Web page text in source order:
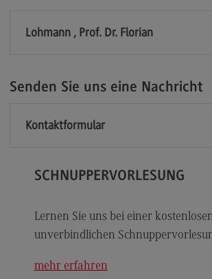
Berufsperspektiven
Digital Business Management
Digitalisierung in der Sozialen Arbeit
Digitalisierung in der Sozialen Arbeit
Modulangebot
Lohmann , Prof. Dr. Florian
Senden Sie uns eine Nachricht
Kontaktformular
SCHNUPPERVORLESUNG
Lernen Sie uns bei einer
unverbindlichen
mehr erfahren